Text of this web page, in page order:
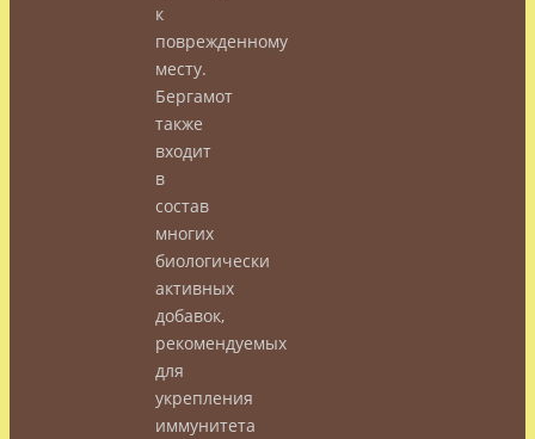
к
поврежденному
месту.
Бергамот
также
входит
в
состав
многих
биологически
активных
добавок,
рекомендуемых
для
укрепления
иммунитета